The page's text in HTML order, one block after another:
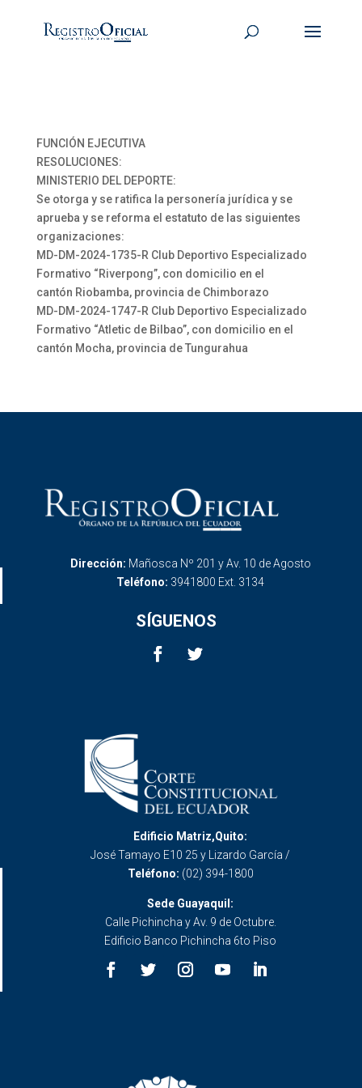
FUNCIÓN EJECUTIVA
RESOLUCIONES:
MINISTERIO DEL DEPORTE:
Se otorga y se ratifica la personería jurídica y se
aprueba y se reforma el estatuto de las siguientes
organizaciones:
MD-DM-2024-1735-R Club Deportivo Especializado
Formativo “Riverpong”, con domicilio en el
cantón Riobamba, provincia de Chimborazo
MD-DM-2024-1747-R Club Deportivo Especializado
Formativo “Atletic de Bilbao”, con domicilio en el
cantón Mocha, provincia de Tungurahua
Dirección: Mañosca Nº 201 y Av. 10 de Agosto
Teléfono: 3941800 Ext. 3134
SÍGUENOS
Edificio Matriz,Quito:
José Tamayo E10 25 y Lizardo García /
Teléfono: (02) 394-1800
Sede Guayaquil:
Calle Pichincha y Av. 9 de Octubre.
Edificio Banco Pichincha 6to Piso